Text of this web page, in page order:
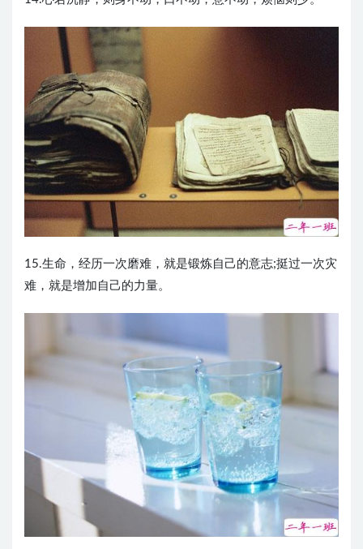
15.生命，经历一次磨难，就是锻炼自己的意志;挺过一次灾
难，就是增加自己的力量。